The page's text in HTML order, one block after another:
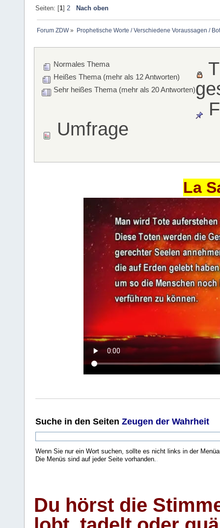
Seiten: [1] 2 Nach oben
Forum ZDW» Prophetische Worte / Verschiedene Voraussagen /
Normales Thema
Heißes Thema (mehr als 12 Antworten)
Sehr heißes Thema (mehr als 20 Antworten)
Umfrage
La
Suche in den Seiten Zeugen der Wahrheit
Wenn Sie nur ein Wort suchen, sollte es nicht links in der
Die Menüs sind auf jeder Seite vorhanden.
Du hörst die